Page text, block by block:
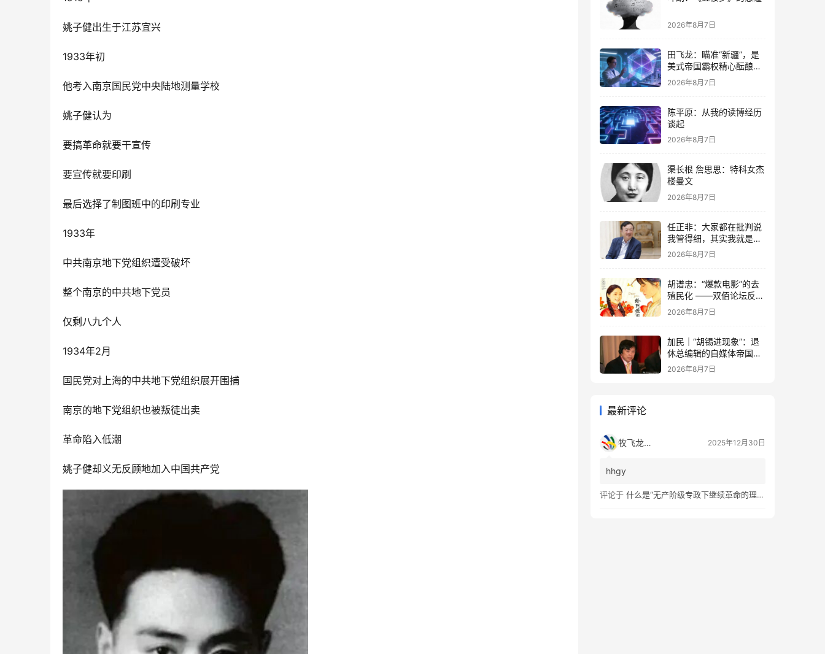
姚子健出生于江苏宜兴
1933年初
他考入南京国民党中央陆地测量学校
姚子健认为
要搞革命就要干宣传
要宣传就要印刷
最后选择了制图班中的印刷专业
1933年
中共南京地下党组织遭受破坏
整个南京的中共地下党员
仅剩八九个人
1934年2月
国民党对上海的中共地下党组织展开围捕
南京的地下党组织也被叛徒出卖
革命陷入低潮
姚子健却义无反顾地加入中国共产党
2026年8月7日
田飞龙：瞄准“新疆”，是
美式帝国霸权精心酝酿的
专项行动
2026年8月7日
陈平原：从我的读博经历
谈起
2026年8月7日
渠长根 詹思思：特科女杰
楼曼文
2026年8月7日
任正非：大家都在批判说
我管得细，其实我就是去
抓了一些点激活原有政策
2026年8月7日
胡谱忠：“爆款电影”的去
殖民化 ——双佰论坛反思
想殖民系列报告之五
2026年8月7日
加民｜“胡锡进现象”：退
休总编辑的自媒体帝国与
公私边界之问
2026年8月7日
最新评论
牧飞龙ae 2025年12月30日
hhgy
评论于 什么是“无产阶级专政下继续革命的理论”？